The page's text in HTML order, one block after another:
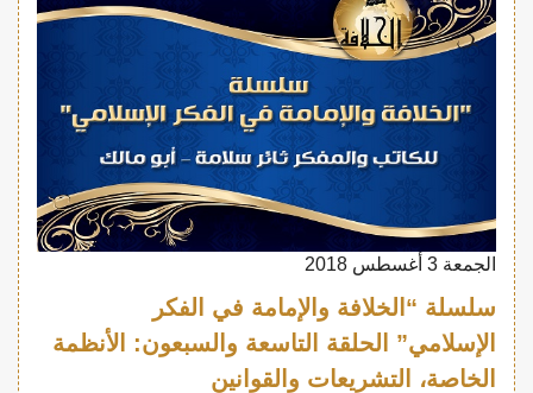
الجمعة 3 أغسطس 2018
سلسلة “الخلافة والإمامة في الفكر
الإسلامي” الحلقة التاسعة والسبعون: الأنظمة
الخاصة، التشريعات والقوانين